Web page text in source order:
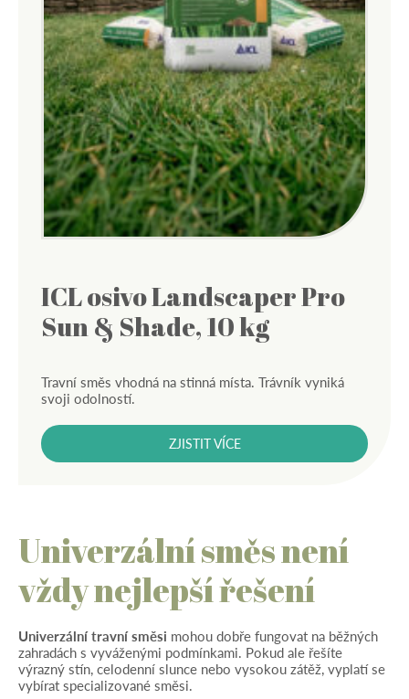
ICL osivo Landscaper Pro
Sun & Shade, 10 kg
Travní směs vhodná na stinná místa. Trávník vyniká
svoji odolností.
ZJISTIT VÍCE
Univerzální směs není
vždy nejlepší řešení
Univerzální travní směsi mohou dobře fungovat na běžných
zahradách s vyváženými podmínkami. Pokud ale řešíte
výrazný stín, celodenní slunce nebo vysokou zátěž, vyplatí se
vybírat specializované směsi.